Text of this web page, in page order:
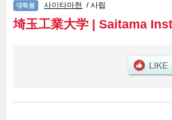
School of Engineering및Graduate School
의 연구과별 정보, 모집정원과 합격자수 등
외국인 유학생에게 유익하고 필요한 정보
사이타마현 / 사립
埼玉工業大学| Saitama